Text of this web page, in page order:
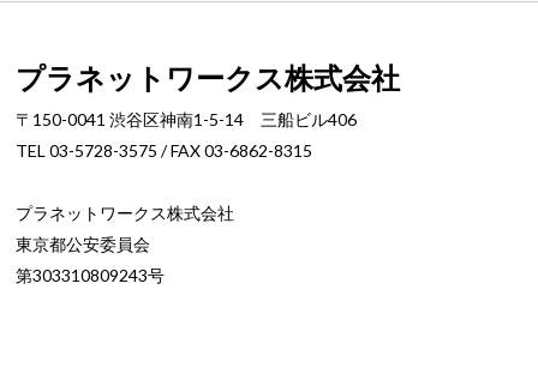
プラネットワークス株式会社
〒150-0041 渋谷区神南1-5-14 三船ビル406
TEL 03-5728-3575 / FAX 03-6862-8315
プラネットワークス株式会社
東京都公安委員会
第303310809243号